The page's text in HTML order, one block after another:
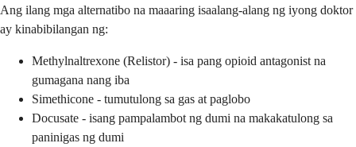
Ang ilang mga alternatibo na maaaring isaalang-alang ng iyong doktor
ay kinabibilangan ng:
Methylnaltrexone (Relistor) - isa pang opioid antagonist na
gumagana nang iba
Simethicone - tumutulong sa gas at paglobo
Docusate - isang pampalambot ng dumi na makakatulong sa
paninigas ng dumi